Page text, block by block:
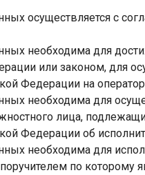
осуществляется с
необходима для
или законом, для
Федерации на
необходима для
лица,
Федерации об
необходима для
по которому